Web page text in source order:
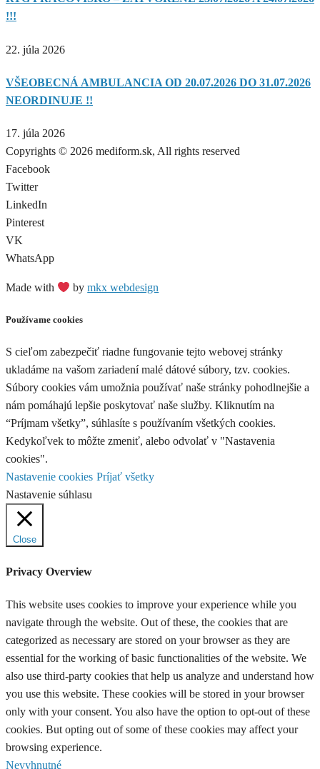
!!!
22. júla 2026
VŠEOBECNÁ AMBULANCIA OD 20.07.2026 DO 31.07.2026
NEORDINUJE !!
17. júla 2026
Copyrights © 2026 mediform.sk, All rights reserved​
Facebook
Twitter
LinkedIn
Pinterest
VK
WhatsApp
Made with bymkx webdesign
Používame cookies
S cieľom zabezpečiť riadne fungovanie tejto webovej stránky
ukladáme na vašom zariadení malé dátové súbory, tzv. cookies.
Súbory cookies vám umožnia používať naše stránky pohodlnejšie a
nám pomáhajú lepšie poskytovať naše služby. Kliknutím na
“Príjmam všetky”, súhlasíte s používaním všetkých cookies.
Kedykoľvek to môžte zmeniť, alebo odvolať v "Nastavenia
cookies".
Nastavenie cookies Príjať všetky
Nastavenie súhlasu
Close
Privacy Overview
This website uses cookies to improve your experience while you
navigate through the website. Out of these, the cookies that are
categorized as necessary are stored on your browser as they are
essential for the working of basic functionalities of the website. We
also use third-party cookies that help us analyze and understand how
you use this website. These cookies will be stored in your browser
only with your consent. You also have the option to opt-out of these
cookies. But opting out of some of these cookies may affect your
browsing experience.
Nevyhnutné